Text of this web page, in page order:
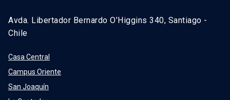
Avda. Libertador Bernardo O’Higgins 340, Santiago -
Chile
Casa Central
Campus Oriente
San Joaquín